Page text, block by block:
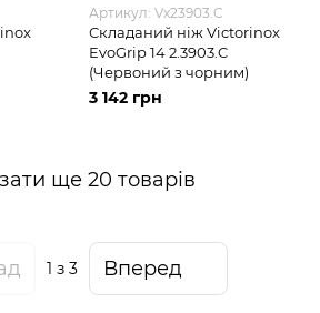
Артикул: Vx23903.C
Складаний ніж Victorinox
EvoGrip 14 2.3903.C
(Червоний з чорним)
3 142 грн
ще 20 товарів
1 з 3 Вперед